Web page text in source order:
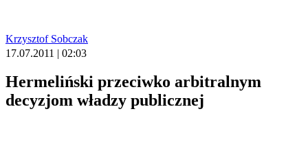
Krzysztof Sobczak
17.07.2011 | 02:03
Hermeliński przeciwko arbitralnym
decyzjom władzy publicznej